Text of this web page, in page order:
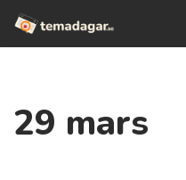
Hoppa
29 mars